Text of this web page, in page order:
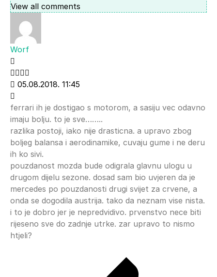
View all comments
Worf
05.08.2018. 11:45
ferrari ih je dostigao s motorom, a sasiju vec odavno
imaju bolju. to je sve……..
razlika postoji, iako nije drasticna. a upravo zbog
boljeg balansa i aerodinamike, cuvaju gume i ne deru
ih ko sivi.
pouzdanost mozda bude odigrala glavnu ulogu u
drugom dijelu sezone. dosad sam bio uvjeren da je
mercedes po pouzdanosti drugi svijet za crvene, a
onda se dogodila austrija. tako da neznam vise nista.
i to je dobro jer je nepredvidivo. prvenstvo nece biti
rijeseno sve do zadnje utrke. zar upravo to nismo
htjeli?